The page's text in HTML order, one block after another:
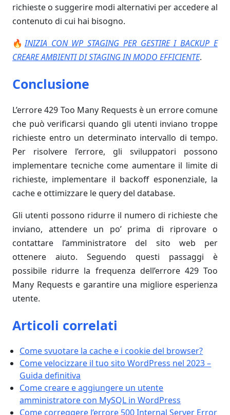
richieste o suggerire modi alternativi per accedere al
contenuto di cui hai bisogno.
🔥INIZIA CON WP STAGING PER GESTIRE I BACKUP E
CREARE AMBIENTI DI STAGING IN MODO EFFICIENTE.
Conclusione
L’errore 429 Too Many Requests è un errore comune
che può verificarsi quando gli utenti inviano troppe
richieste entro un determinato intervallo di tempo.
Per risolvere l’errore, gli sviluppatori possono
implementare tecniche come aumentare il limite di
richieste, implementare il backoff esponenziale, la
cache e ottimizzare le query del database.
Gli utenti possono ridurre il numero di richieste che
inviano, attendere un po’ prima di riprovare o
contattare l’amministratore del sito web per
ottenere aiuto. Seguendo questi passaggi è
possibile ridurre la frequenza dell’errore 429 Too
Many Requests e garantire una migliore esperienza
utente.
Articoli correlati
Come svuotare la cache e i cookie del browser?
Come velocizzare il tuo sito WordPress nel 2023 –
Guida definitiva
Come creare e aggiungere un utente
amministratore con MySQL in WordPress
Come correggere l’errore 500 Internal Server Error